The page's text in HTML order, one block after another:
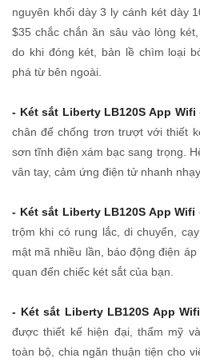
nguyên khối dày 3 ly cánh két dày
$35 chắc chắn ăn sâu vào lòng
do khi đóng két, bản lề chìm loại
phá từ bên ngoài.
- Két sắt Liberty LB120S App Wifi
chân đế chống trơn trượt với thiết
sơn tĩnh điện xám bạc sang trọng.
vân tay, cảm ứng điện tử nhanh
- Két sắt Liberty LB120S App Wifi
trộm khi có rung lắc, di chuyển,
mật mã nhiều lần, báo động điện
quan đến chiếc két sắt của bạn.
- Két sắt Liberty LB120S App Wifi
được thiết kế hiện đại, thẩm mỹ
toàn bộ, chia ngăn thuận tiện cho